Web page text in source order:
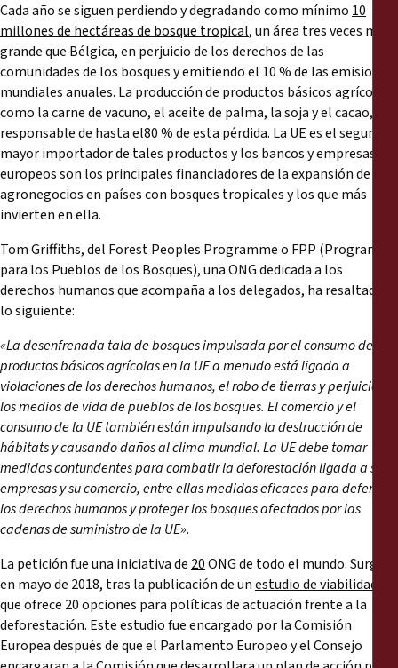
Cada año se siguen perdiendo y degradando como mínimo 10
millones de hectáreas de bosque tropical, un área tres veces más
grande que Bélgica, en perjuicio de los derechos de las
comunidades de los bosques y emitiendo el 10 % de las emisiones
mundiales anuales. La producción de productos básicos agrícolas,
como la carne de vacuno, el aceite de palma, la soja y el cacao, es
responsable de hasta el80 % de esta pérdida. La UE es el segundo
mayor importador de tales productos y los bancos y empresas
europeos son los principales financiadores de la expansión de los
agronegocios en países con bosques tropicales y los que más
invierten en ella.
Tom Griffiths, del Forest Peoples Programme o FPP (Programa
para los Pueblos de los Bosques), una ONG dedicada a los
derechos humanos que acompaña a los delegados, ha resaltado
lo siguiente:
«La desenfrenada tala de bosques impulsada por el consumo de
productos básicos agrícolas en la UE a menudo está ligada a
violaciones de los derechos humanos, el robo de tierras y perjuicios a
los medios de vida de pueblos de los bosques. El comercio y el
consumo de la UE también están impulsando la destrucción de
hábitats y causando daños al clima mundial. La UE debe tomar
medidas contundentes para combatir la deforestación ligada a sus
empresas y su comercio, entre ellas medidas eficaces para defender
los derechos humanos y proteger los bosques afectados por las
cadenas de suministro de la UE».
La petición fue una iniciativa de 20ONG de todo el mundo. Surgió
en mayo de 2018, tras la publicación de unestudio de viabilidad
que ofrece 20 opciones para políticas de actuación frente a la
deforestación. Este estudio fue encargado por la Comisión
Europea después de que el Parlamento Europeo y el Consejo